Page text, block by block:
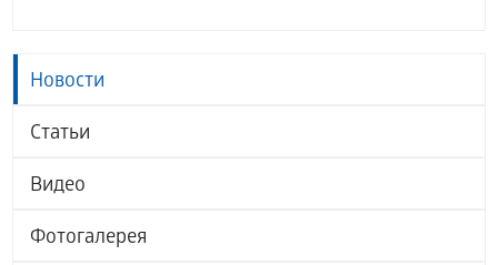
Новости
Статьи
Видео
Фотогалерея